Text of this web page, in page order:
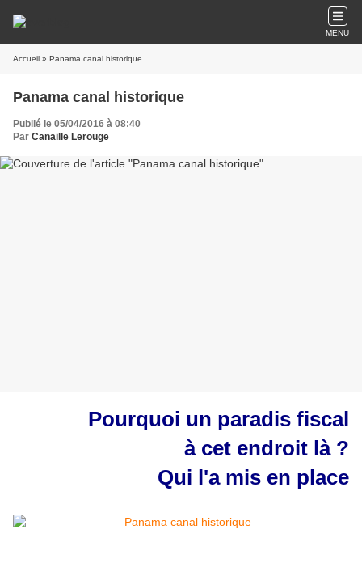
MENU
Accueil » Panama canal historique
Panama canal historique
Publié le 05/04/2016 à 08:40
Par Canaille Lerouge
Pourquoi un paradis fiscal
à cet endroit là ?
Qui l'a mis en place